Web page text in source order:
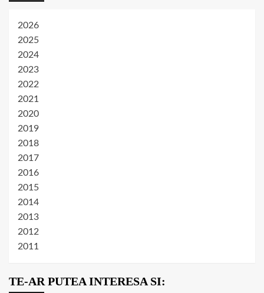
2026
2025
2024
2023
2022
2021
2020
2019
2018
2017
2016
2015
2014
2013
2012
2011
TE-AR PUTEA INTERESA SI: